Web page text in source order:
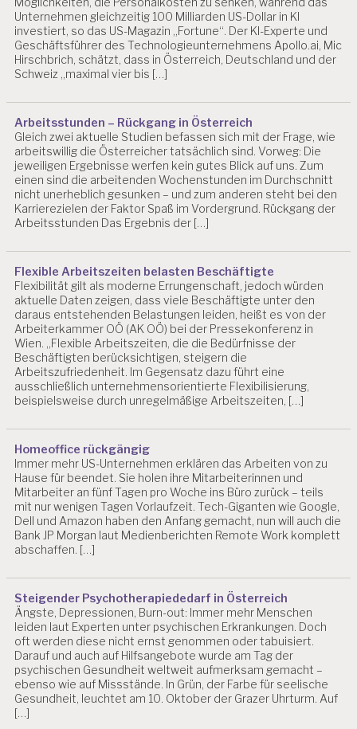
Unternehmen gleichzeitig 100 Milliarden US-Dollar in KI
investiert, so das US-Magazin „Fortune“. Der KI-Experte und
Geschäftsführer des Technologieunternehmens Apollo.ai, Mic
Hirschbrich, schätzt, dass in Österreich, Deutschland und der
Schweiz „maximal vier bis […]
Arbeitsstunden – Rückgang in Österreich
Gleich zwei aktuelle Studien befassen sich mit der Frage, wie
arbeitswillig die Österreicher tatsächlich sind. Vorweg: Die
jeweiligen Ergebnisse werfen kein gutes Blick auf uns. Zum
einen sind die arbeitenden Wochenstunden im Durchschnitt
nicht unerheblich gesunken – und zum anderen steht bei den
Karrierezielen der Faktor Spaß im Vordergrund. Rückgang der
Arbeitsstunden Das Ergebnis der […]
Flexible Arbeitszeiten belasten Beschäftigte
Flexibilität gilt als moderne Errungenschaft, jedoch würden
aktuelle Daten zeigen, dass viele Beschäftigte unter den
daraus entstehenden Belastungen leiden, heißt es von der
Arbeiterkammer OÖ (AK OÖ) bei der Pressekonferenz in
Wien. „Flexible Arbeitszeiten, die die Bedürfnisse der
Beschäftigten berücksichtigen, steigern die
Arbeitszufriedenheit. Im Gegensatz dazu führt eine
ausschließlich unternehmensorientierte Flexibilisierung,
beispielsweise durch unregelmäßige Arbeitszeiten, […]
Homeoffice rückgängig
Immer mehr US-Unternehmen erklären das Arbeiten von zu
Hause für beendet. Sie holen ihre Mitarbeiterinnen und
Mitarbeiter an fünf Tagen pro Woche ins Büro zurück – teils
mit nur wenigen Tagen Vorlaufzeit. Tech-Giganten wie Google,
Dell und Amazon haben den Anfang gemacht, nun will auch die
Bank JP Morgan laut Medienberichten Remote Work komplett
abschaffen. […]
Steigender Psychotherapiededarf in Österreich
Ängste, Depressionen, Burn-out: Immer mehr Menschen
leiden laut Experten unter psychischen Erkrankungen. Doch
oft werden diese nicht ernst genommen oder tabuisiert.
Darauf und auch auf Hilfsangebote wurde am Tag der
psychischen Gesundheit weltweit aufmerksam gemacht –
ebenso wie auf Missstände. In Grün, der Farbe für seelische
Gesundheit, leuchtet am 10. Oktober der Grazer Uhrturm. Auf
[…]